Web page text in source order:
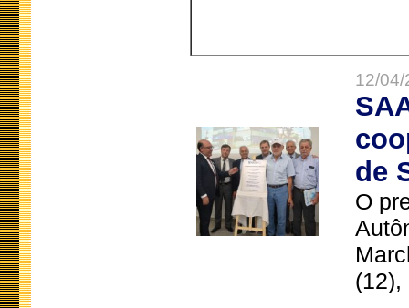
12/
de
O
(12),